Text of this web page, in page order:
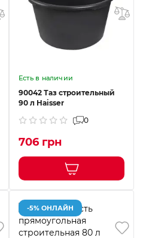
Есть в наличии
90042 Таз строительный
90 л Haisser
0
706 грн
-5% ОНЛАЙН